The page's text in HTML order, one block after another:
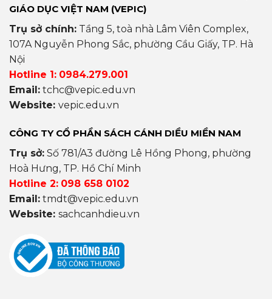
GIÁO DỤC VIỆT NAM (VEPIC)
Trụ sở chính: Tầng 5, toà nhà Lâm Viên Complex,
107A Nguyễn Phong Sắc, phường Cầu Giấy, TP. Hà
Nội
Hotline 1: 0984.279.001
Email: tchc@vepic.edu.vn
Website: vepic.edu.vn
CÔNG TY CỔ PHẦN SÁCH CÁNH DIỀU MIỀN NAM
Trụ sở: Số 781/A3 đường Lê Hồng Phong, phường
Hoà Hưng, TP. Hồ Chí Minh
Hotline 2: 098 658 0102
Email: tmdt@vepic.edu.vn
Website: sachcanhdieu.vn